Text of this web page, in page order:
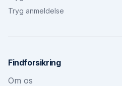
Tryg anmeldelse
Findforsikring
Om os